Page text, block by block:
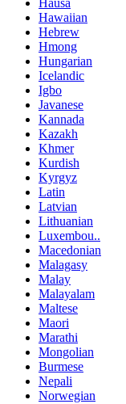
Hawaiian
Hebrew
Hmong
Hungarian
Icelandic
Igbo
Javanese
Kannada
Kazakh
Khmer
Kurdish
Kyrgyz
Latin
Latvian
Lithuanian
Luxembou..
Macedonian
Malagasy
Malay
Malayalam
Maltese
Maori
Marathi
Mongolian
Burmese
Nepali
Norwegian